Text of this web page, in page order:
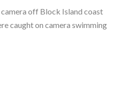
off Block Island coast
caught on camera swimming